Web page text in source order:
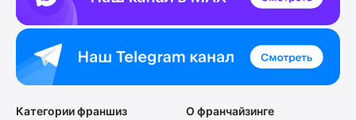
Категории франшиз
О франчайзинге